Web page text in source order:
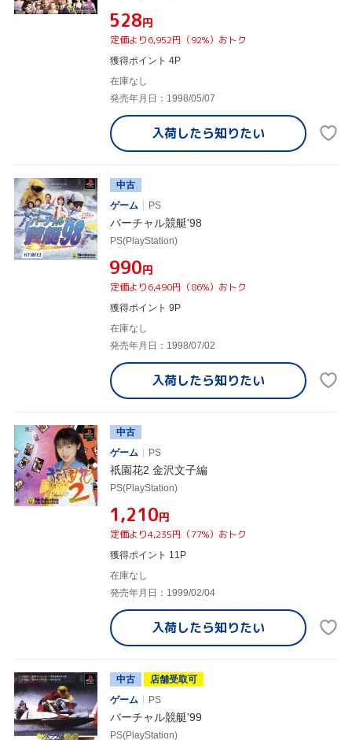
¥528円
定価より6,952円（92%）おトク
獲得ポイント 4P
在庫なし
発売年月日：1998/05/07
入荷したら知りたい
中古
ゲーム
PS
バーチャル競艇'98
PS(PlayStation)
¥990円
定価より6,490円（86%）おトク
獲得ポイント 9P
在庫なし
発売年月日：1998/07/02
入荷したら知りたい
中古
ゲーム
PS
祇園花2 金沢文子編
PS(PlayStation)
¥1,210円
定価より4,235円（77%）おトク
獲得ポイント 11P
在庫なし
発売年月日：1999/02/04
入荷したら知りたい
中古
店舗受取可
ゲーム
PS
バーチャル競艇'99
PS(PlayStation)